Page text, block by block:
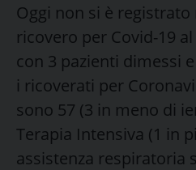
Oggi non si è
ricovero per Covid-19
con 3 pazienti dimessi
i ricoverati per
sono 57 (3 in meno di
Terapia Intensiva (1 in
assistenza respiratoria